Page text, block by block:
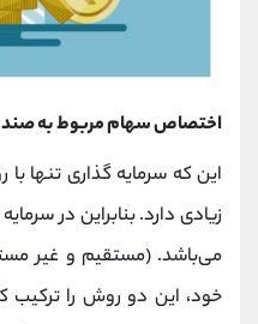
اختصاص سهام مربوط به
این که سرمایه گذاری تنها
زیادی دارد. بنابراین در
می‌باشد. (مستقیم و غیر
خود، این دو روش را ترکیب